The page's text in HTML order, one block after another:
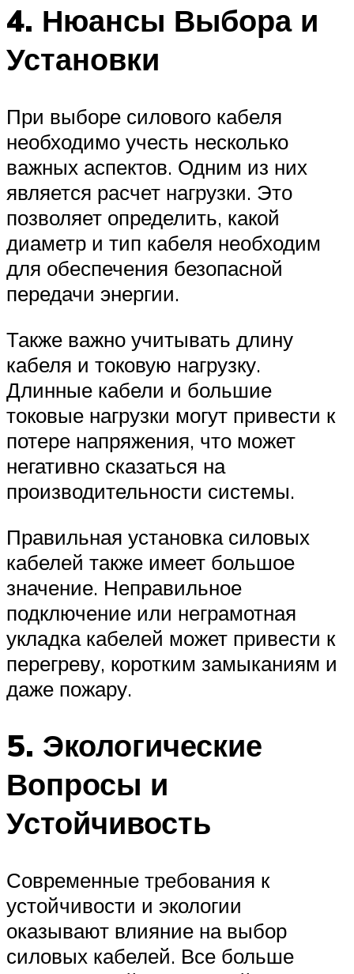
4. Нюансы Выбора и
Установки
При выборе силового кабеля
необходимо учесть несколько
важных аспектов. Одним из них
является расчет нагрузки. Это
позволяет определить, какой
диаметр и тип кабеля необходим
для обеспечения безопасной
передачи энергии.
Также важно учитывать длину
кабеля и токовую нагрузку.
Длинные кабели и большие
токовые нагрузки могут привести к
потере напряжения, что может
негативно сказаться на
производительности системы.
Правильная установка силовых
кабелей также имеет большое
значение. Неправильное
подключение или неграмотная
укладка кабелей может привести к
перегреву, коротким замыканиям и
даже пожару.
5. Экологические
Вопросы и
Устойчивость
Современные требования к
устойчивости и экологии
оказывают влияние на выбор
силовых кабелей. Все больше